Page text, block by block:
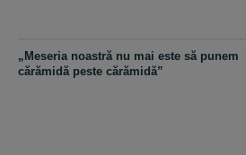
„Meseria noastră nu mai este să punem
cărămidă peste cărămidă”